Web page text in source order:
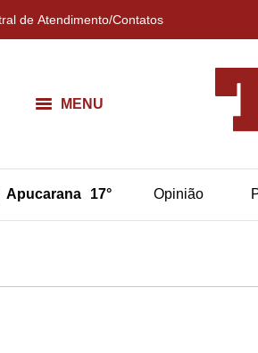
de Atendimento/Contatos
MENU
Apucarana 17° Opinião